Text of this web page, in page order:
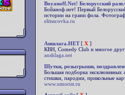
Boyanoff.Net! Белорусский
Бойаноф.нет! Первый
истории на грани фола.
elitsscovka.ru
Аншлага.НЕТ [ X ]
КВН, Comedy Club и многое
anshlaga.net
Шутки, розыгрыши,
Большая подборка эксклюзивных
стишки, пародии, прикольные
www.umorist.ru